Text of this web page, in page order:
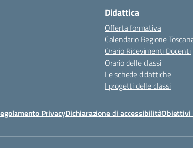
Didattica
Offerta formativa
Calendario Regione
Orario Ricevimenti Docenti
Orario delle classi
Le schede didattiche
I progetti delle classi
PrivacyDichiarazione di accessibilitàObiettivi